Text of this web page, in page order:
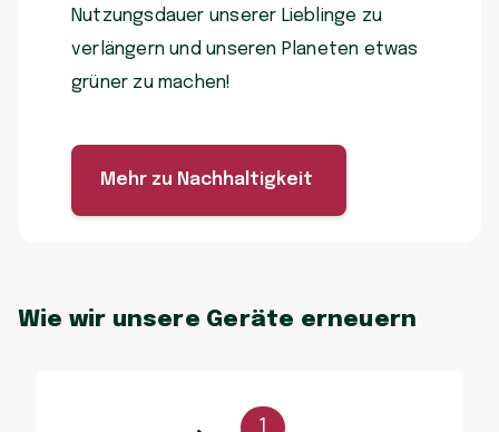
Nutzungsdauer unserer Lieblinge zu
verlängern und unseren Planeten etwas
grüner zu machen!
Mehr zu Nachhaltigkeit
Wie wir unsere Geräte erneuern